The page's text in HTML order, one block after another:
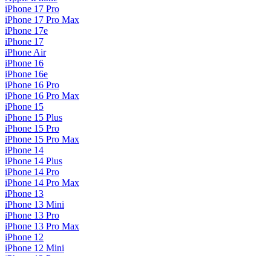
iPhone 17 Pro
iPhone 17 Pro Max
iPhone 17e
iPhone 17
iPhone Air
iPhone 16
iPhone 16e
iPhone 16 Pro
iPhone 16 Pro Max
iPhone 15
iPhone 15 Plus
iPhone 15 Pro
iPhone 15 Pro Max
iPhone 14
iPhone 14 Plus
iPhone 14 Pro
iPhone 14 Pro Max
iPhone 13
iPhone 13 Mini
iPhone 13 Pro
iPhone 13 Pro Max
iPhone 12
iPhone 12 Mini